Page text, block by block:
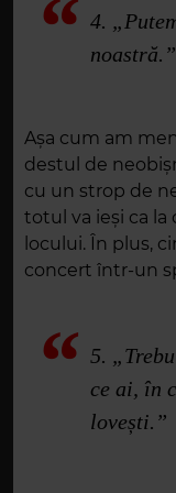
4.
noastră.”
Așa cum am
destul de
cu un strop de
totul va ieși ca la
locului. În plus,
concert într-un
5.
ce ai, în
lovești.”